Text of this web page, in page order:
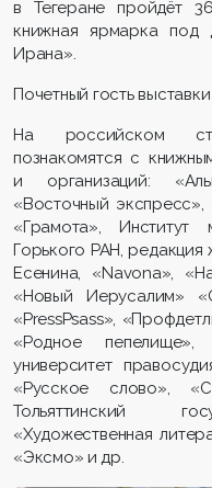
в Тегеране пройдёт
книжная ярмарка под
Ирана».
Почетный гость
На российском
познакомятся с
и организаций:
«Восточный
«Грамота»,
Горького РАН,
Есенина, «Navona»,
«Новый Иерусалим»
«PressPsass»,
«Родное пепелище»,
университет
«Русское слово»,
Тольяттинский
«Художественная
«Эксмо» и др.